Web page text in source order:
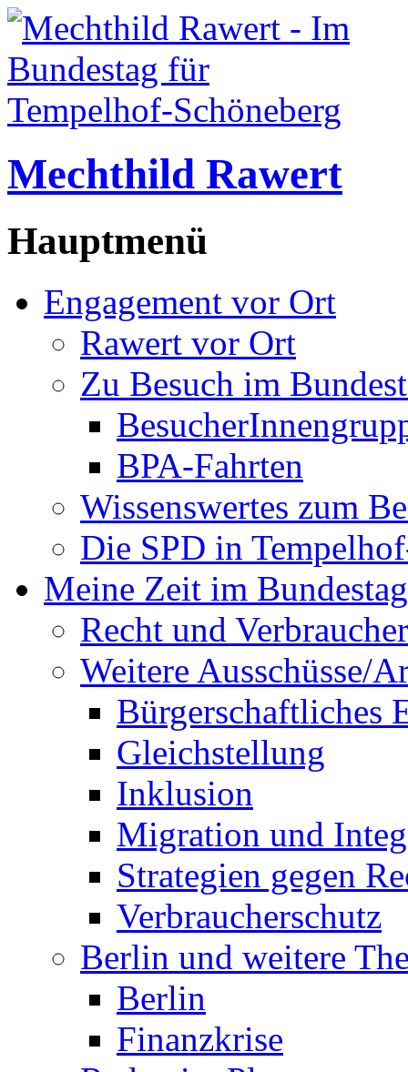
Mechthild Rawert
Hauptmenü
Engagement vor Ort
Rawert vor Ort
Zu Besuch im
BPA-Fahrten
Wissenswertes zum
Die SPD in
Meine Zeit im Bundestag
Recht und
Weitere Ausschüsse/
Bürgerschaftliches
Gleichstellung
Inklusion
Migration und
Strategien gegen
Verbraucherschutz
Berlin und weitere
Berlin
Finanzkrise